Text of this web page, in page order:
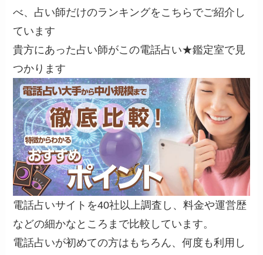
べ、占い師だけのランキングをこちらでご紹介し
ています
貴方にあった占い師がこの電話占い★鑑定室で見
つかります
電話占いサイトを40社以上調査し、料金や運営歴
などの細かなところまで比較しています。
電話占いが初めての方はもちろん、何度も利用し